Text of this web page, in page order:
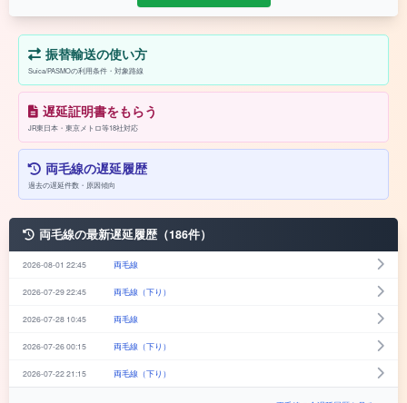
振替輸送の使い方
Suica/PASMOの利用条件・対象路線
遅延証明書をもらう
JR東日本・東京メトロ等18社対応
両毛線の遅延履歴
過去の遅延件数・原因傾向
両毛線の最新遅延履歴（186件）
2026-08-01 22:45 両毛線
2026-07-29 22:45 両毛線（下り）
2026-07-28 10:45 両毛線
2026-07-26 00:15 両毛線（下り）
2026-07-22 21:15 両毛線（下り）